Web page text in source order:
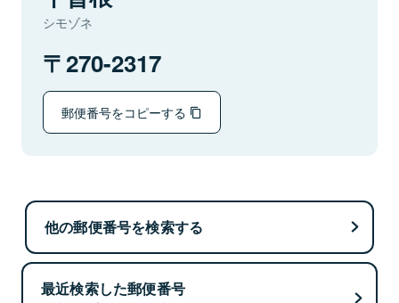
シモゾネ
270-2317
郵便番号をコピーする
他の郵便番号を検索する
最近検索した郵便番号